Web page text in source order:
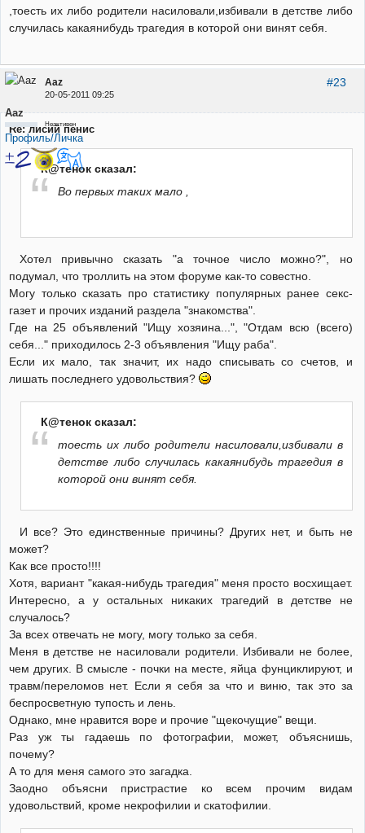
,тоесть их либо родители насиловали,избивали в детстве либо
случилась какаянибудь трагедия в которой они винят себя.
#23
Aaz
20-05-2011 09:25
Aaz
Неактивен
Профиль/Личка
Re: лисий пенис
К@тенок сказал:
Во первых таких мало ,
Хотел привычно сказать "а точное число можно?", но
подумал, что троллить на этом форуме как-то совестно.
Могу только сказать про статистику популярных ранее секс-
газет и прочих изданий раздела "знакомства".
Где на 25 объявлений "Ищу хозяина...", "Отдам всю (всего)
себя..." приходилось 2-3 объявления "Ищу раба".
Если их мало, так значит, их надо списывать со счетов, и
лишать последнего удовольствия?
К@тенок сказал:
тоесть их либо родители насиловали,избивали в
детстве либо случилась какаянибудь трагедия в
которой они винят себя.
И все? Это единственные причины? Других нет, и быть не
может?
Как все просто!!!!
Хотя, вариант "какая-нибудь трагедия" меня просто восхищает.
Интересно, а у остальных никаких трагедий в детстве не
случалось?
За всех отвечать не могу, могу только за себя.
Меня в детстве не насиловали родители. Избивали не более,
чем других. В смысле - почки на месте, яйца фунциклируют, и
травм/переломов нет. Если я себя за что и виню, так это за
беспросветную тупость и лень.
Однако, мне нравится воре и прочие "щекочущие" вещи.
Раз уж ты гадаешь по фотографии, может, объяснишь,
почему?
А то для меня самого это загадка.
Заодно объясни пристрастие ко всем прочим видам
удовольствий, кроме некрофилии и скатофилии.